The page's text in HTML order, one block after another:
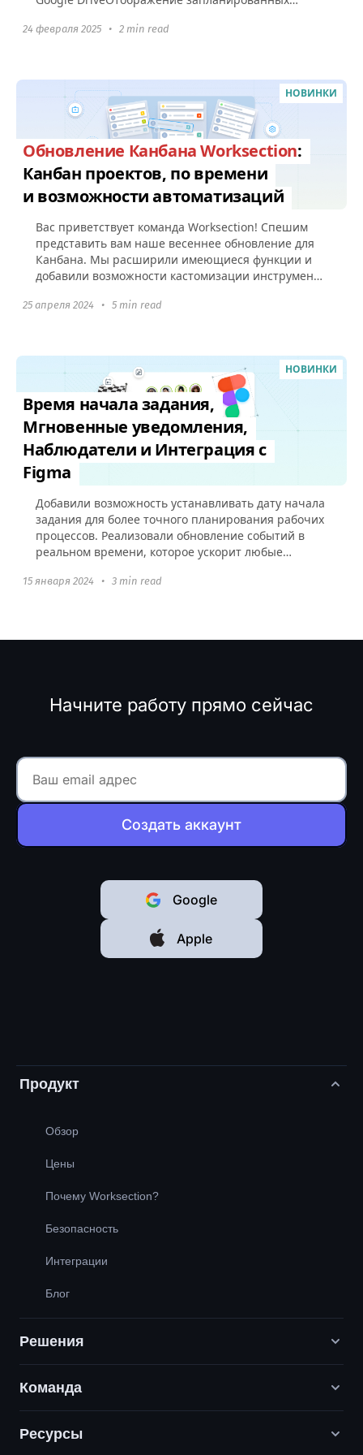
24 февраля 2025 • 2 min read
НОВИНКИ
Обновление Канбана Worksection:
Канбан проектов, по времени
и возможности автоматизаций
Вас приветствует команда Worksection! Спешим
представить вам наше весеннее обновление для
Канбана. Мы расширили имеющиеся функции и
добавили возможности кастомизации инструмента
25 апреля 2024 • 5 min read
НОВИНКИ
Время начала задания,
Мгновенные уведомления,
Наблюдатели и Интеграция с
Figma
Добавили возможность устанавливать дату начала
задания для более точного планирования рабочих
процессов. Реализовали обновление событий в
реальном времени, которое ускорит любые
интеграцию с Figma.
15 января 2024 • 3 min read
Начните работу прямо сейчас
Создать аккаунт
Google
Apple
Продукт
Обзор
Цены
Почему Worksection?
Безопасность
Интеграции
Блог
Решения
Digital-маркетинговые агентства
Команда
Вакансии
Ресурсы